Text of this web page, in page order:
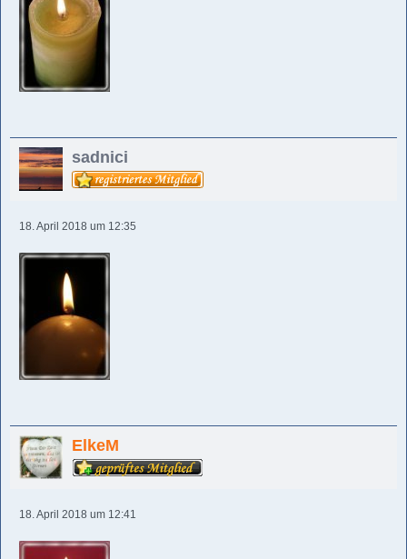
sadnici
18. April 2018 um 12:35
ElkeM
18. April 2018 um 12:41